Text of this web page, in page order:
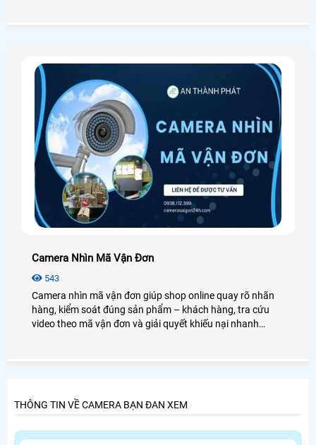
Camera Nhìn Mã Vận Đơn
543
Camera nhìn mã vận đơn giúp shop online quay rõ nhãn
hàng, kiểm soát đúng sản phẩm – khách hàng, tra cứu
video theo mã vận đơn và giải quyết khiếu nại nhanh
THÔNG TIN VỀ CAMERA BẠN ĐAN XEM